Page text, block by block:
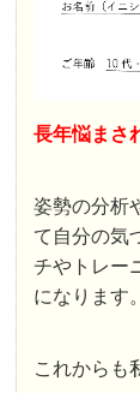
長年悩まさ
姿勢の分析
て自分の気
チやトレー
になります。
これからも